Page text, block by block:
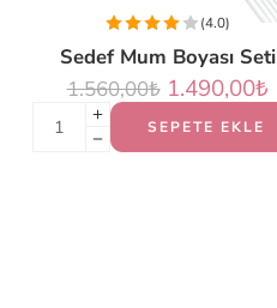
Sedef Mum Boyası Seti
(4.0)
1.560,00₺ 1.490,00₺
SEPETE EKLE